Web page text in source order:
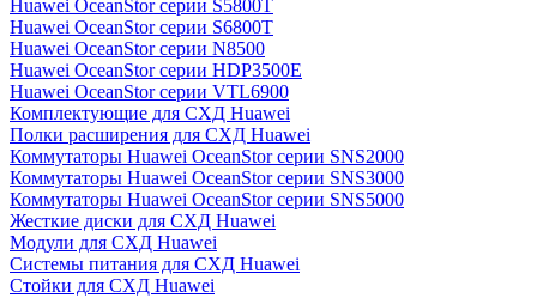
Huawei OceanStor серии S5800T
Huawei OceanStor серии S6800T
Huawei OceanStor серии N8500
Huawei OceanStor серии HDP3500E
Huawei OceanStor серии VTL6900
Комплектующие для СХД Huawei
Полки расширения для СХД Huawei
Коммутаторы Huawei OceanStor серии SNS2000
Коммутаторы Huawei OceanStor серии SNS3000
Коммутаторы Huawei OceanStor серии SNS5000
Жесткие диски для СХД Huawei
Модули для СХД Huawei
Системы питания для СХД Huawei
Стойки для СХД Huawei